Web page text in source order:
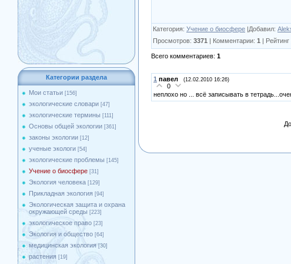
Категории раздела
Мои статьи [156]
экологические словари [47]
экологические термины [111]
Основы общей экологии [361]
законы экологии [12]
ученые экологи [54]
экологические проблемы [145]
Учение о биосфере [31]
Экология человека [129]
Прикладная экология [94]
Экологическая защита и охрана
окружающей среды [223]
экологическое право [23]
Экология и общество [64]
медицинская экология [30]
растения [19]
Категория: Учение о биосфере |Добавил:
Просмотров: 3371 | Комментарии: 1 |
Всего комментариев: 1
1 павел (12.02.2010 16:26)
0
неплохо но ... всё записывать в